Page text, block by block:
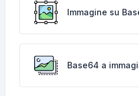
Immagine su
Base64 a